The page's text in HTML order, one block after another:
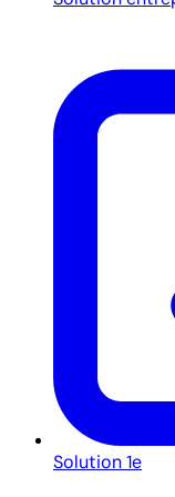
Solution 1e